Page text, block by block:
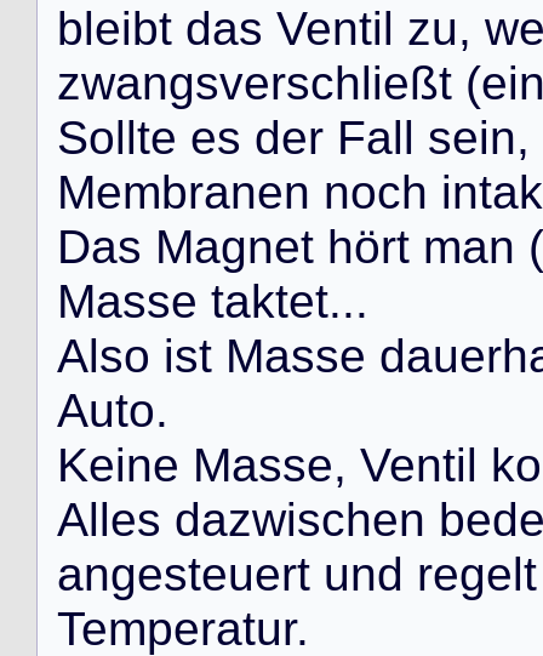
bleibt das Ventil zu, w
zwangsverschließt (ei
Sollte es der Fall sein,
Membranen noch intak
Das Magnet hört man (
Masse taktet...
Also ist Masse dauerh
Auto.
Keine Masse, Ventil ko
Alles dazwischen bed
angesteuert und regelt
Temperatur.